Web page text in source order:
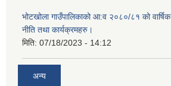
भोटखोला गाउँपालिकाको आ:व २०८०/८१ को वार्षिक
नीति तथा कार्यक्रमहरु।
मिति: 07/18/2023 - 14:12
अन्य